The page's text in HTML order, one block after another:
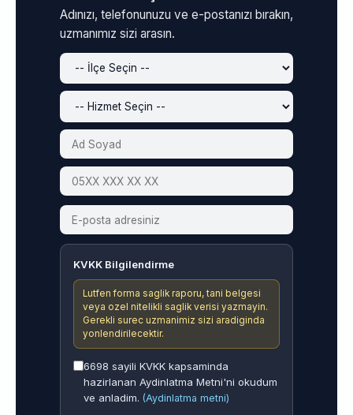
Adınızı, telefonunuzu ve e-postanızı bırakın,
uzmanımız sizi arasın.
KVKK Bilgilendirme
Lutfen forma saglik raporu, tani belgesi
veya ozel nitelikli saglik verisi yazmayin.
Gerekli surec uzmanimiz sizi aradiginda
yonlendirilecektir.
6698 sayili KVKK kapsaminda
hazirlanan Aydinlatma Metni'ni okudum
ve anladim. (Aydinlatma metni)